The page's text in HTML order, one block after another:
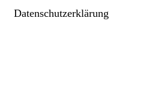
Datenschutzerklärung